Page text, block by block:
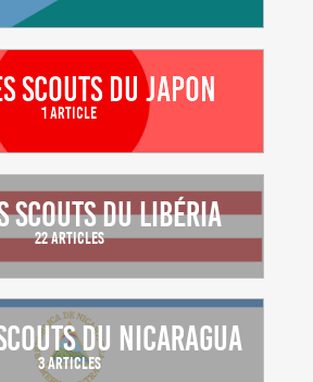
scouts du Japon
1 Article
scouts du Libéria
22 Articles
du Nicaragua
3 Articles